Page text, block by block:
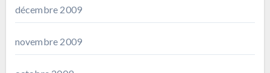
décembre 2009
novembre 2009